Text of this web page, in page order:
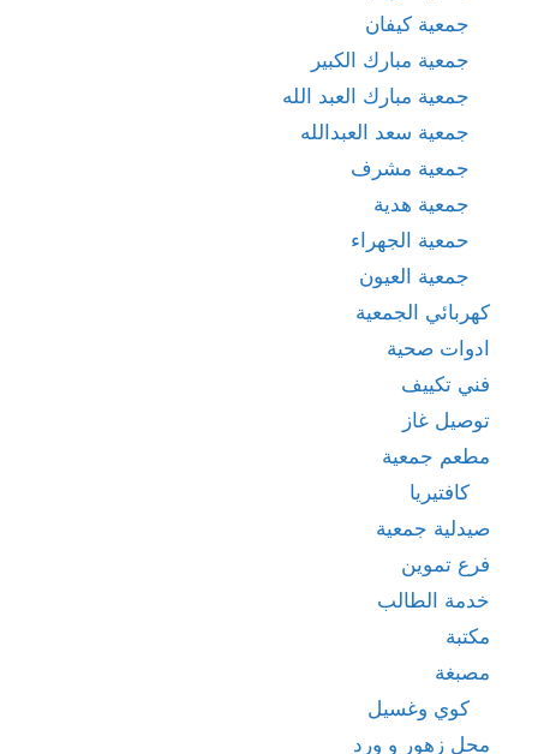
جمعية كيفان
جمعية مبارك الكبير
جمعية مبارك العبد الله
جمعية سعد العبدالله
جمعية مشرف
جمعية هدية
حمعية الجهراء
جمعية العيون
كهربائي الجمعية
ادوات صحية
فني تكييف
توصيل غاز
مطعم جمعية
كافتيريا
صيدلية جمعية
فرع تموين
خدمة الطالب
مكتبة
مصبغة
كوي وغسيل
محل زهور و ورد